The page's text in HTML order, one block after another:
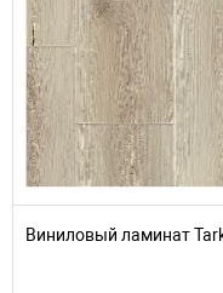
Виниловый ламинат